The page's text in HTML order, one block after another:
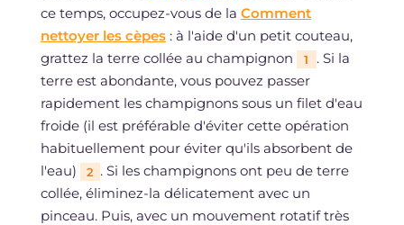
ce temps, occupez-vous de la Comment
nettoyer les cèpes: à l'aide d'un petit couteau,
grattez la terre collée au champignon
1
. Si la
terre est abondante, vous pouvez passer
rapidement les champignons sous un filet d'eau
froide (il est préférable d'éviter cette opération
habituellement pour éviter qu'ils absorbent de
l'eau)
2 . Si les champignons ont peu de terre
collée, éliminez-la délicatement avec un
pinceau. Puis, avec un mouvement rotatif très